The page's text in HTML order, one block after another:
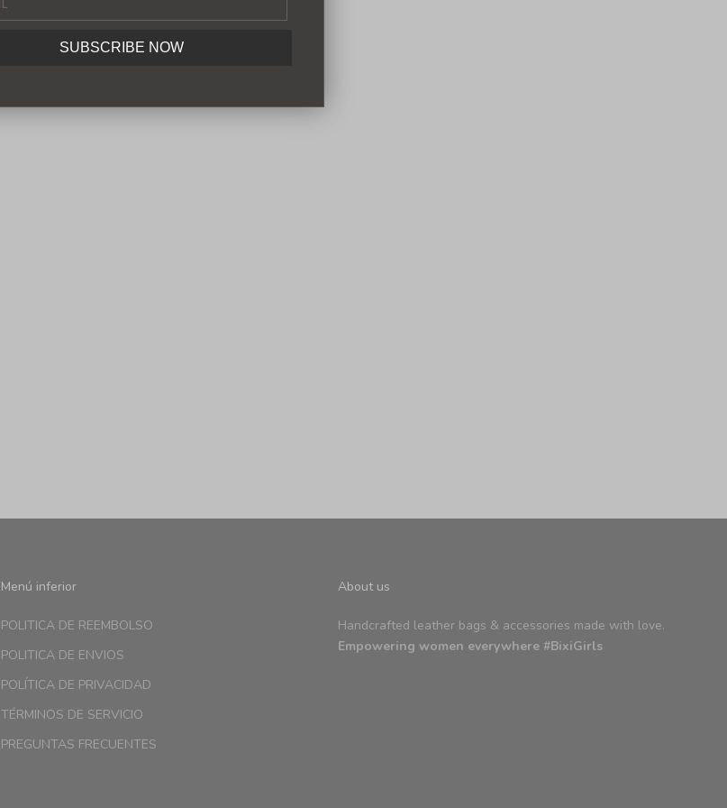
(5.0)
Menú inferior
POLITICA DE REEMBOLSO
POLITICA DE ENVIOS
POLÍTICA DE PRIVACIDAD
TÉRMINOS DE SERVICIO
PREGUNTAS FRECUENTES
About us
Handcrafted leather bags & accessories made with love.
Empowering women everywhere #BixiGirls
SUBSCRIBE NOW